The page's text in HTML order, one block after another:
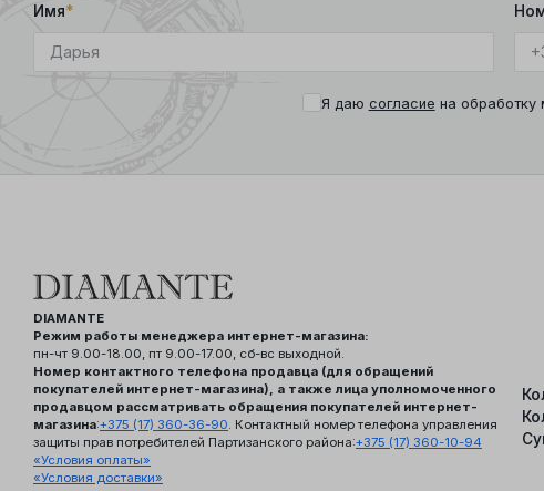
Имя*
Я даю согласие на обработку
DIAMANTE
Режим работы менеджера интернет-магазина:
пн-чт 9.00-18.00, пт 9.00-17.00, сб-вс выходной.
Номер контактного телефона продавца (для обращений
покупателей интернет-магазина), а также лица уполномоченного
продавцом рассматривать обращения покупателей интернет-
магазина:+375 (17) 360-36-90. Контактный номер телефона управления
защиты прав потребителей Партизанского района:+375 (17) 360-10-94
«Условия оплаты»
«Условия доставки»